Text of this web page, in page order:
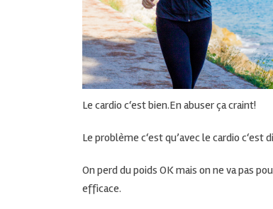
Le cardio c‘est bien.En abuser çacraint!
Le problème c‘est qu’avec le cardio c‘est
On perd du poids OK mais on ne va pas
efficace.